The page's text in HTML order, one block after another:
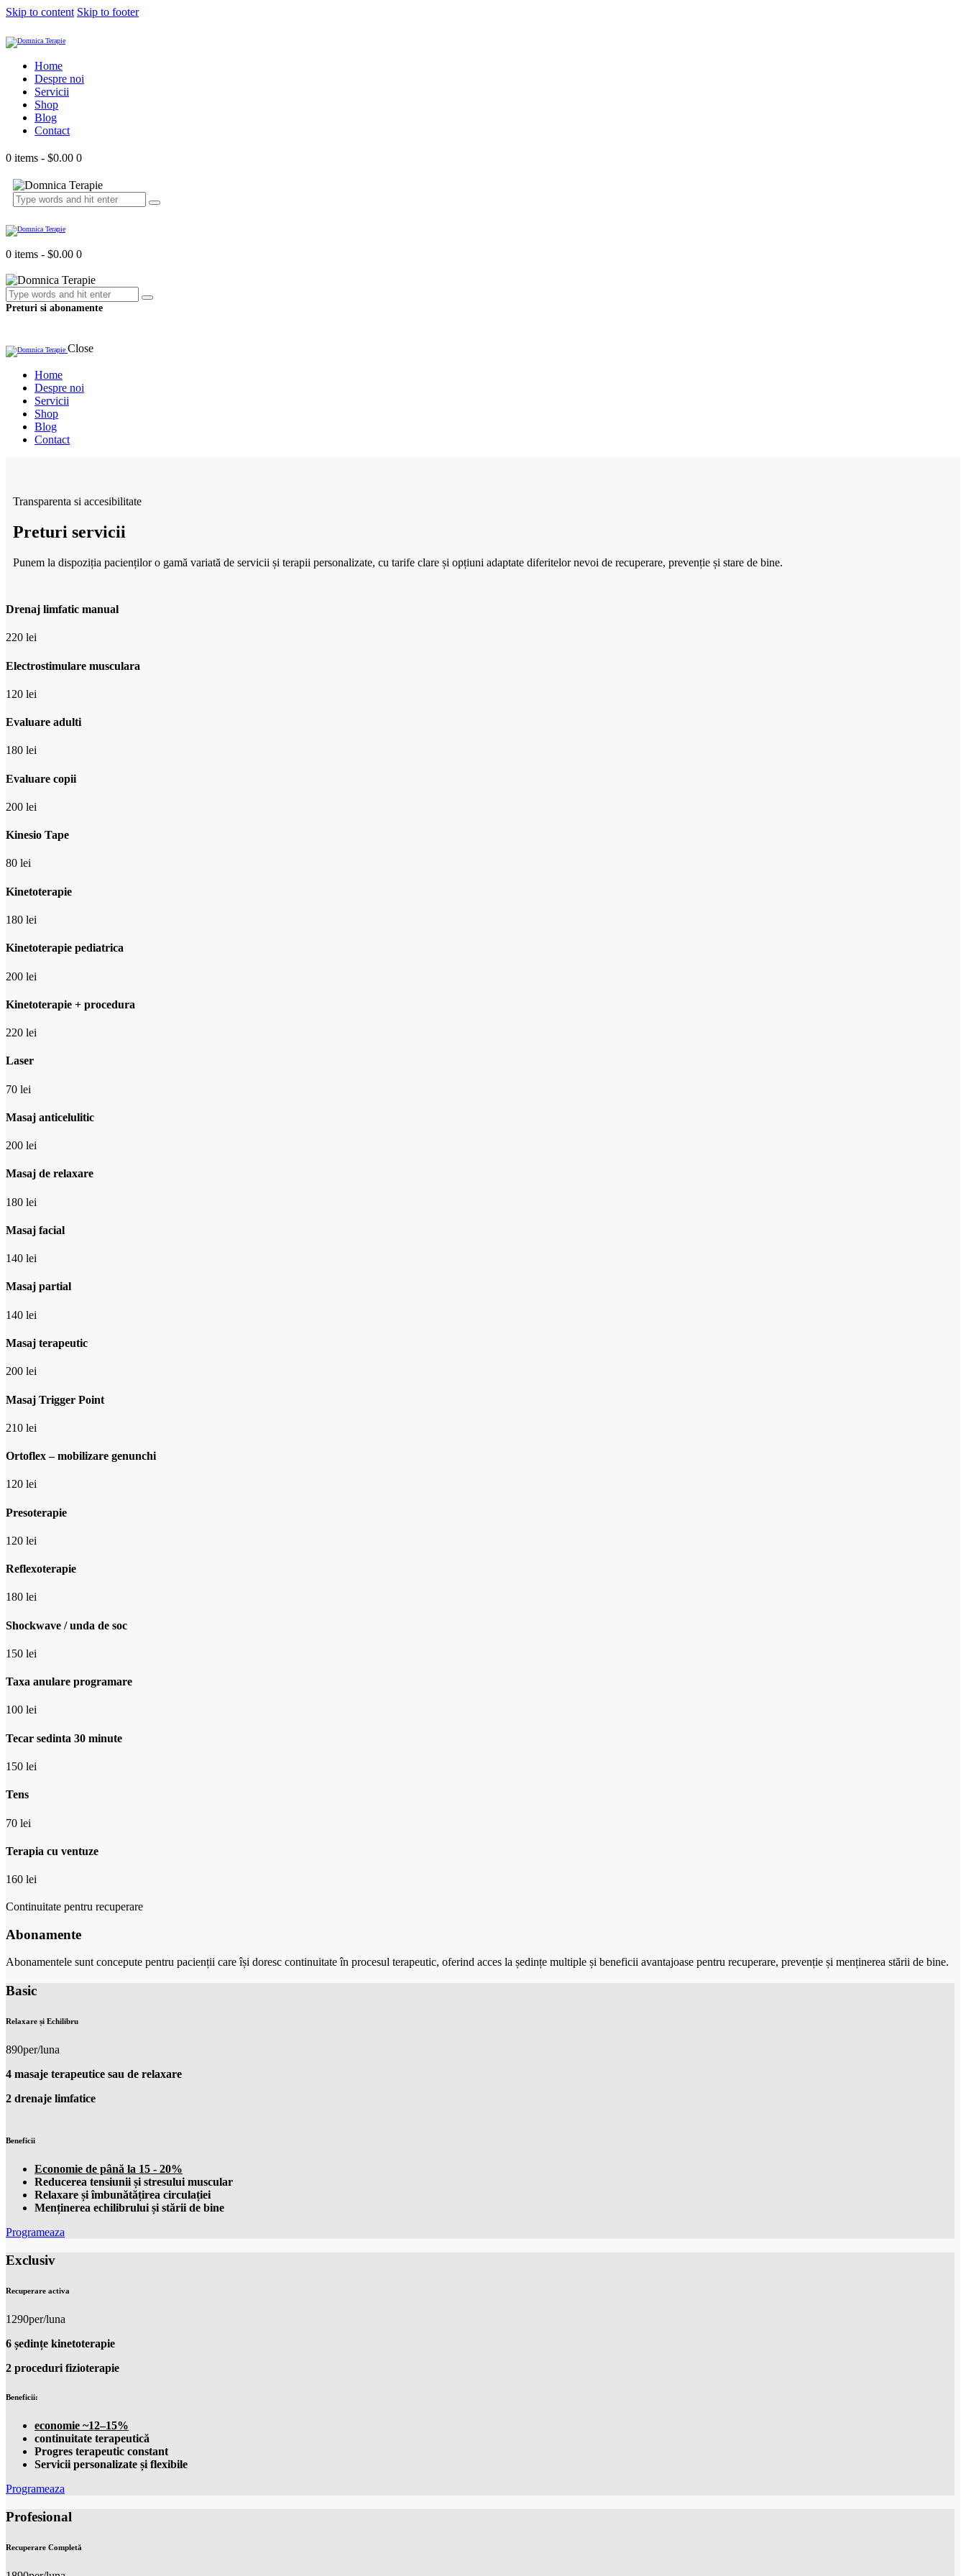
Skip to content Skip to footer
Home
Despre noi
Servicii
Shop
Blog
Contact
0 items - $0.00 0
0 items - $0.00 0
Preturi si abonamente
Close
Home
Despre noi
Servicii
Shop
Blog
Contact
Transparenta si accesibilitate
Preturi servicii
Punem la dispoziția pacienților o gamă variată de servicii și terapii personalizate, cu tarife clare și opțiuni adaptate diferitelor nevoi de recuperare, prevenție și stare de bine.
Drenaj limfatic manual
220 lei
Electrostimulare musculara
120 lei
Evaluare adulti
180 lei
Evaluare copii
200 lei
Kinesio Tape
80 lei
Kinetoterapie
180 lei
Kinetoterapie pediatrica
200 lei
Kinetoterapie + procedura
220 lei
Laser
70 lei
Masaj anticelulitic
200 lei
Masaj de relaxare
180 lei
Masaj facial
140 lei
Masaj partial
140 lei
Masaj terapeutic
200 lei
Masaj Trigger Point
210 lei
Ortoflex – mobilizare genunchi
120 lei
Presoterapie
120 lei
Reflexoterapie
180 lei
Shockwave / unda de soc
150 lei
Taxa anulare programare
100 lei
Tecar sedinta 30 minute
150 lei
Tens
70 lei
Terapia cu ventuze
160 lei
Continuitate pentru recuperare
Abonamente
Abonamentele sunt concepute pentru pacienții care își doresc continuitate în procesul terapeutic, oferind acces la ședințe multiple și beneficii avantajoase pentru recuperare, prevenție și menținerea stării de bine.
Basic
Relaxare și Echilibru
890per/luna
4 masaje terapeutice sau de relaxare
2 drenaje limfatice
Beneficii
Economie de până la 15 - 20%
Reducerea tensiunii și stresului muscular
Relaxare și îmbunătățirea circulației
Menținerea echilibrului și stării de bine
Programeaza
Exclusiv
Recuperare activa
1290per/luna
6 ședințe kinetoterapie
2 proceduri fizioterapie
Beneficii:
economie ~12–15%
continuitate terapeutică
Progres terapeutic constant
Servicii personalizate și flexibile
Programeaza
Profesional
Recuperare Completă